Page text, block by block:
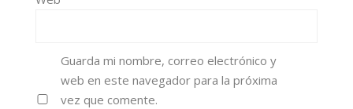
Guarda mi nombre, correo electrónico y
web en este navegador para la próxima
vez que comente.